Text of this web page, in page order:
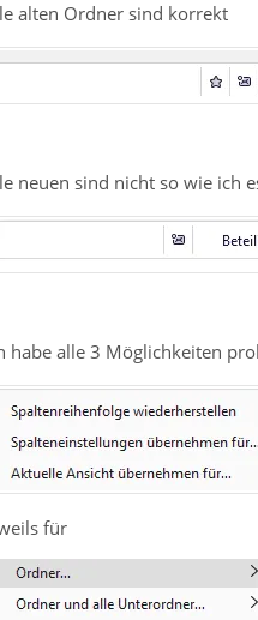
alten Ordner sind korrekt
neuen sind nicht so wie ich
habe alle 3 Möglichkeiten
für